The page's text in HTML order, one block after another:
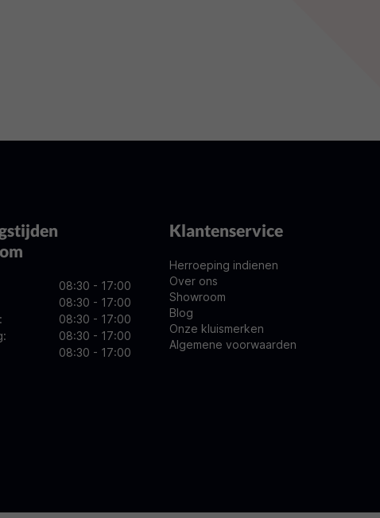
08:30 - 17:00
08:30 - 17:00
08:30 - 17:00
08:30 - 17:00
08:30 - 17:00
Klantenservice
Herroeping indienen
Over ons
Showroom
Blog
Onze kluismerken
Algemene voorwaarden